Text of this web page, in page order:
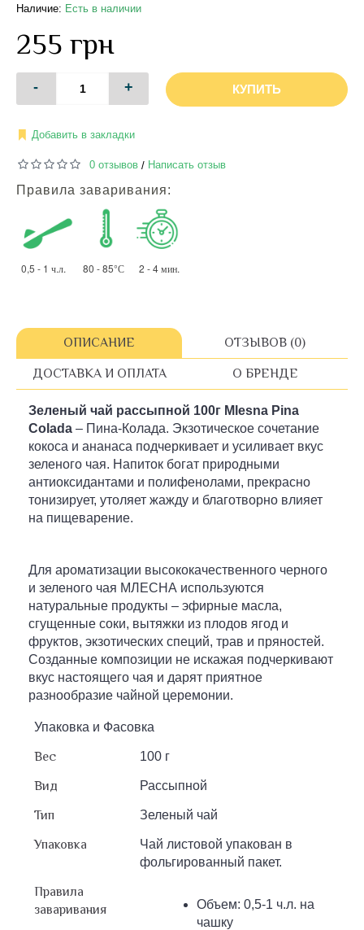
Наличие: Есть в наличии
255 грн
- + КУПИТЬ
Добавить в закладки
0 отзывов / Написать отзыв
Правила заваривания:
0,5 - 1 ч.л. 80 - 85°С 2 - 4 мин.
ОПИСАНИЕ ОТЗЫВОВ (0)
ДОСТАВКА И ОПЛАТА О БРЕНДЕ
Зеленый чай рассыпной 100г Mlesna Pina
Colada – Пина-Колада. Экзотическое сочетание
кокоса и ананаса подчеркивает и усиливает вкус
зеленого чая. Напиток богат природными
антиоксидантами и полифенолами, прекрасно
тонизирует, утоляет жажду и благотворно влияет
на пищеварение.
Для ароматизации высококачественного черного
и зеленого чая МЛЕСНА используются
натуральные продукты – эфирные масла,
сгущенные соки, вытяжки из плодов ягод и
фруктов, экзотических специй, трав и пряностей.
Созданные композиции не искажая подчеркивают
вкус настоящего чая и дарят приятное
разнообразие чайной церемонии.
Упаковка и Фасовка
Вес 100 г
Вид Рассыпной
Тип Зеленый чай
Упаковка
Чай листовой упакован в
фольгированный пакет.
Правила
заваривания
Объем: 0,5-1 ч.л. на
чашку